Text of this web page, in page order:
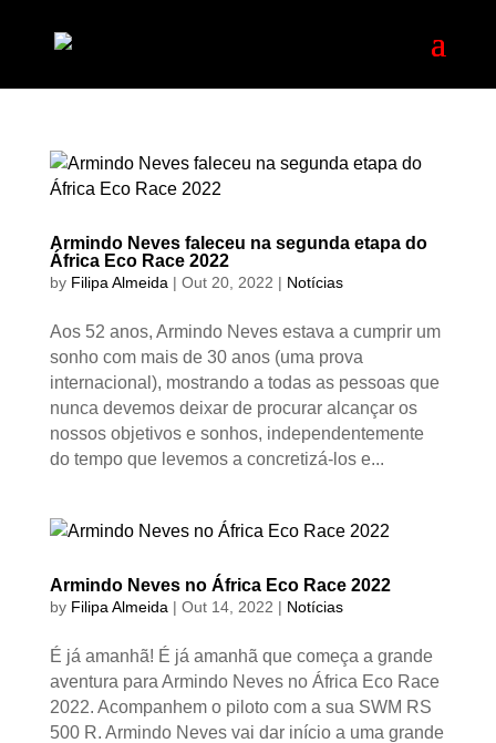
Armindo Neves faleceu na segunda etapa do
África Eco Race 2022
by Filipa Almeida | Out 20, 2022 | Notícias
Aos 52 anos, Armindo Neves estava a cumprir um
sonho com mais de 30 anos (uma prova
internacional), mostrando a todas as pessoas que
nunca devemos deixar de procurar alcançar os
nossos objetivos e sonhos, independentemente
do tempo que levemos a concretizá-los e...
Armindo Neves no África Eco Race 2022
by Filipa Almeida | Out 14, 2022 | Notícias
É já amanhã! É já amanhã que começa a grande
aventura para Armindo Neves no África Eco Race
2022. Acompanhem o piloto com a sua SWM RS
500 R. Armindo Neves vai dar início a uma grande